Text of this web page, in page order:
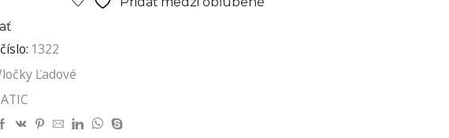
1322
Ľadové